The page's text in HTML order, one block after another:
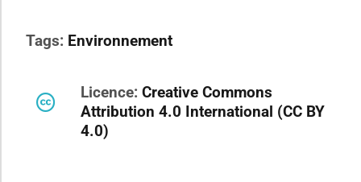
Tags: Environnement
Licence: Creative Commons
Attribution 4.0 International (CC BY
4.0)